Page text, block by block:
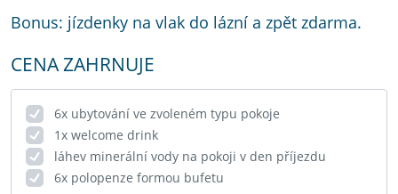
Bonus: jízdenky na vlak do lázní a zpět zdarma.
CENA ZAHRNUJE
6x ubytování ve zvoleném typu pokoje
1x welcome drink
láhev minerální vody na pokoji v den příjezdu
6x polopenze formou bufetu